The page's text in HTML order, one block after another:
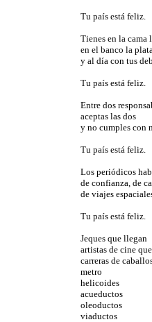
Tu país está feliz.
Tienes en la cama
en el banco la
y al día con tus
Tu país está feliz.
Entre dos
aceptas las dos
y no cumples con
Tu país está feliz.
Los periódicos
de confianza, de
de viajes
Tu país está feliz.
Jeques que llegan
artistas de cine
carreras de
metro
helicoides
acueductos
oleoductos
viaductos